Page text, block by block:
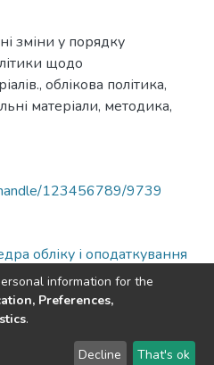
зміни у порядку
щодо
, облікова політика,
матеріали, методика,
123456789/9739
обліку і оподаткування
© 2002-2026 LYRASIS
information for the
Preferences,
.
Decline That's ok